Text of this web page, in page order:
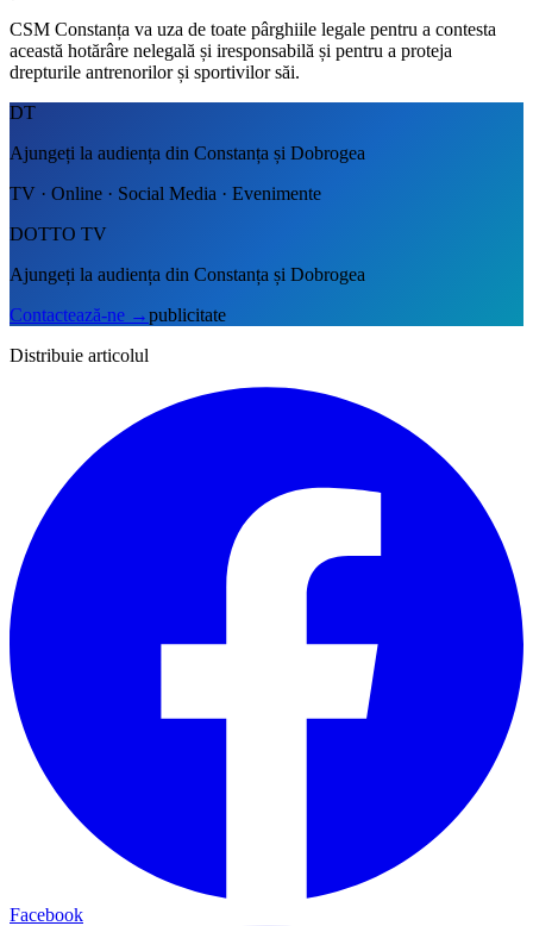
CSM Constanța va uza de toate pârghiile legale pentru a contesta
această hotărâre nelegală și iresponsabilă și pentru a proteja
drepturile antrenorilor și sportivilor săi.
DT
Ajungeți la audiența din Constanța și Dobrogea
TV · Online · Social Media · Evenimente
DOTTO TV
Ajungeți la audiența din Constanța și Dobrogea
Contactează-ne →publicitate
Distribuie articolul
Facebook